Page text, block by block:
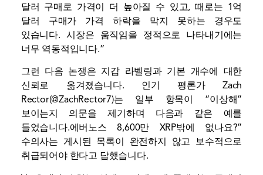
달러 구매로 가격이 더 높아질 수 있고, 때로는 1억
달러 구매가 가격 하락을 막지 못하는 경우도
있습니다. 시장은 움직임을 정적으로 나타내기에는
너무 역동적입니다.”
그런 다음 논쟁은 지갑 라벨링과 기본 개수에 대한
신뢰로 옮겨졌습니다. 인기 평론가 Zach
Rector(@ZachRector7)는 일부 항목이 “이상해”
보이는지 의문을 제기하며 다음과 같은 예를
들었습니다.에버노스 8,600만 XRP밖에 없나요?”
수의사는 게시된 목록이 완전하지 않고 보수적으로
취급되어야 한다고 답했습니다.